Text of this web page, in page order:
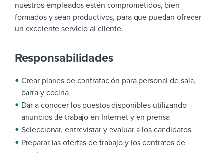
nuestros empleados estén comprometidos, bien
formados y sean productivos, para que puedan ofrecer
un excelente servicio al cliente.
Responsabilidades
Crear planes de contratación para personal de sala,
barra y cocina
Dar a conocer los puestos disponibles utilizando
anuncios de trabajo en Internet y en prensa
Seleccionar, entrevistar y evaluar a los candidatos
Preparar las ofertas de trabajo y los contratos de